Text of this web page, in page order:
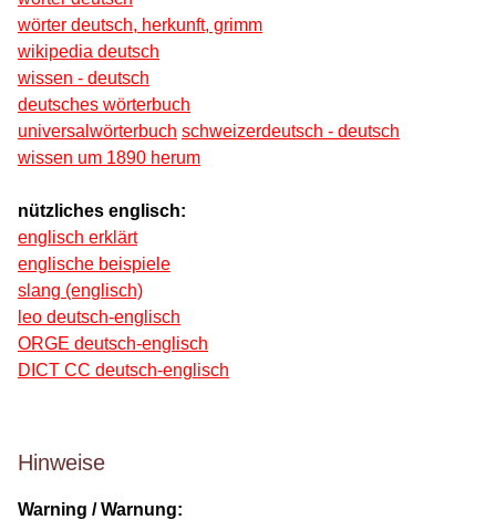
wörter deutsch, herkunft, grimm
wikipedia deutsch
wissen - deutsch
deutsches wörterbuch
universalwörterbuch schweizerdeutsch - deutsch
wissen um 1890 herum
nützliches englisch:
englisch erklärt
englische beispiele
slang (englisch)
leo deutsch-englisch
ORGE deutsch-englisch
DICT CC deutsch-englisch
Hinweise
Warning / Warnung: